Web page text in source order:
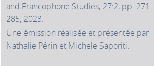
and Francophone Studies, 27:2, pp. 271-
285, 2023.
Une émission réalisée et présentée par
Nathalie Périn et Michele Saporiti.